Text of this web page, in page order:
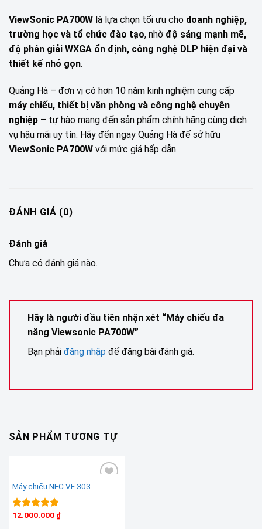
ViewSonic PA700W là lựa chọn tối ưu cho doanh nghiệp,
trường học và tổ chức đào tạo, nhờ độ sáng mạnh mẽ,
độ phân giải WXGA ổn định, công nghệ DLP hiện đại và
thiết kế nhỏ gọn.
Quảng Hà – đơn vị có hơn 10 năm kinh nghiệm cung cấp
máy chiếu, thiết bị văn phòng và công nghệ chuyên
nghiệp – tự hào mang đến sản phẩm chính hãng cùng dịch
vụ hậu mãi uy tín. Hãy đến ngay Quảng Hà để sở hữu
ViewSonic PA700W với mức giá hấp dẫn.
ĐÁNH GIÁ (0)
Đánh giá
Chưa có đánh giá nào.
Hãy là người đầu tiên nhận xét “Máy chiếu đa
năng Viewsonic PA700W”
Bạn phải đăng nhập để đăng bài đánh giá.
SẢN PHẨM TƯƠNG TỰ
Add to wishlist
Máy chiếu NEC VE 303
Được xếp
12.000.000 ₫